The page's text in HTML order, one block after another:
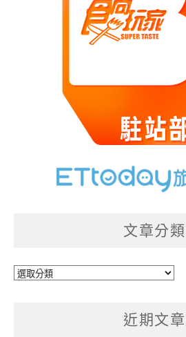
文章分類
文
近期文章